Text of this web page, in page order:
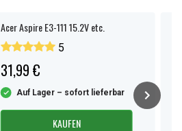
Acer Aspire E3-111 15.2V etc.
5
31,99 €
Auf Lager – sofort lieferbar
KAUFEN